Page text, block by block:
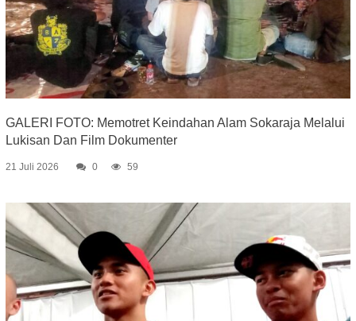
GALERI FOTO: Memotret Keindahan Alam Sokaraja Melalui
Lukisan Dan Film Dokumenter
21 Juli 2026 0 59